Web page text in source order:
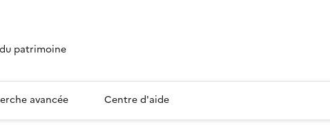
patrimoine
avancée Centre d'aide